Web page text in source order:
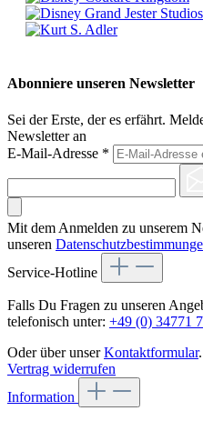
Abonniere unseren Newsletter
Sei der Erste, der es erfährt.
Newsletter an
E-Mail-Adresse *
Mit dem Anmelden zu unserem
unseren
Service-Hotline
Falls Du Fragen zu unseren
telefonisch unter: +49 (0) 34771
Oder über unserKontaktformular.
Vertrag widerrufen
Information